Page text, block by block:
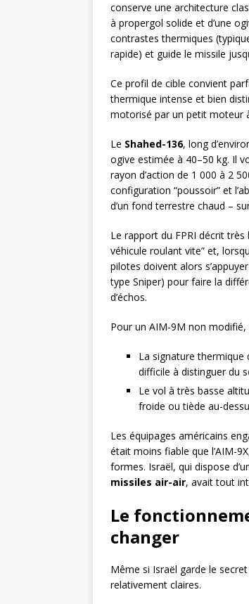
conserve une architecture
à propergol solide et d’une
contrastes thermiques
rapide) et guide le missile
Ce profil de cible convient
thermique intense et bien
motorisé par un petit moteur
Le Shahed-136, long
ogive estimée à 40–50 kg. Il
rayon d’action de 1 000 à 2
configuration “poussoir” et
d’un fond terrestre chaud –
Le rapport du FPRI décrit très
véhicule roulant vite” et,
pilotes doivent alors
type Sniper) pour faire la
d’échos.
Pour un AIM-9M non
La signature
difficile à distinguer du
Le vol à très basse
froide ou tiède au-
Les équipages américains
était moins fiable que l’AIM-
formes. Israël, qui dispose
missiles air-air, avait tout
Le
changer
Même si Israël garde le
relativement claires.